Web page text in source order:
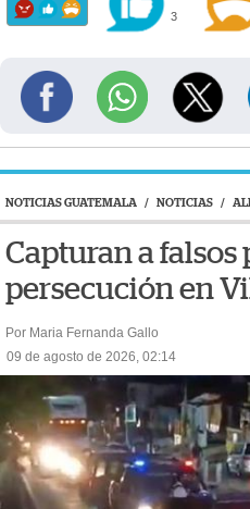
3
NOTICIAS GUATEMALA / NOTICIAS /
Capturan a falsos
persecución en
Por Maria Fernanda Gallo
09 de agosto de 2026, 02:14